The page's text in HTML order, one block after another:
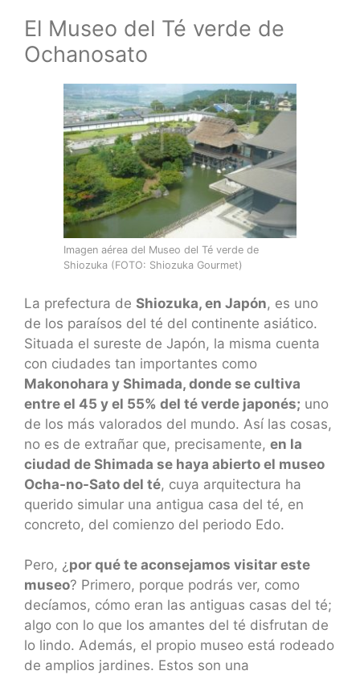
El Museo del Té verde de
Ochanosato
Imagen aérea del Museo del Té verde de
Shiozuka (FOTO: Shiozuka Gourmet)
La prefectura de Shiozuka, en Japón, es uno
de los paraísos del té del continente asiático.
Situada el sureste de Japón, la misma cuenta
con ciudades tan importantes como
Makonohara y Shimada, donde se cultiva
entre el 45 y el 55% del té verde japonés; uno
de los más valorados del mundo. Así las cosas,
no es de extrañar que, precisamente, en la
ciudad de Shimada se haya abierto el museo
Ocha-no-Sato del té, cuya arquitectura ha
querido simular una antigua casa del té, en
concreto, del comienzo del periodo Edo.
Pero, ¿ por qué te aconsejamos visitar este
museo? Primero, porque podrás ver, como
decíamos, cómo eran las antiguas casas del té;
algo con lo que los amantes del té disfrutan de
lo lindo. Además, el propio museo está rodeado
de amplios jardines. Estos son una